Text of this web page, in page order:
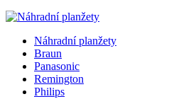
Náhradní planžety
Braun
Panasonic
Remington
Philips